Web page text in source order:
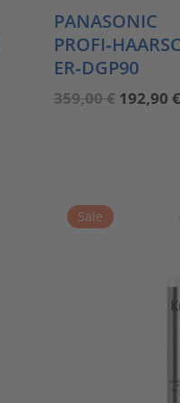
PANASONIC
ER‑DGP90
359,00€
Preis
192,90 €
Sale